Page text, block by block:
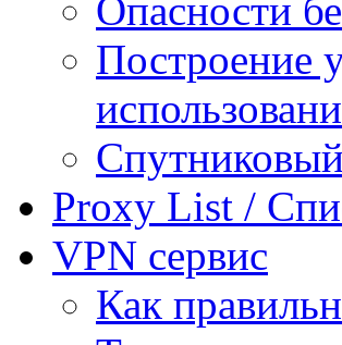
Опасности
Построение
Proxy List /
VPN сервис
Как